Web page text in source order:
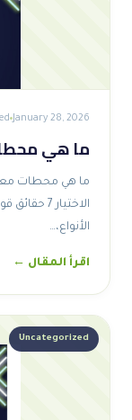
January 28, 2026
ما هي
ما هي محطات
الأنواع،…
اقرأ المقال ←
Uncategorized